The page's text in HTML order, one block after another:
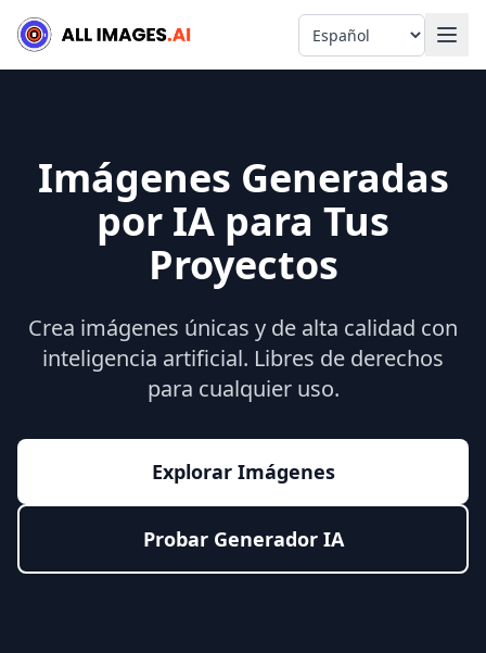
Language
Imágenes Generadas
por IA para Tus
Proyectos
Crea imágenes únicas y de alta calidad con
inteligencia artificial. Libres de derechos
para cualquier uso.
Explorar Imágenes
Probar Generador IA